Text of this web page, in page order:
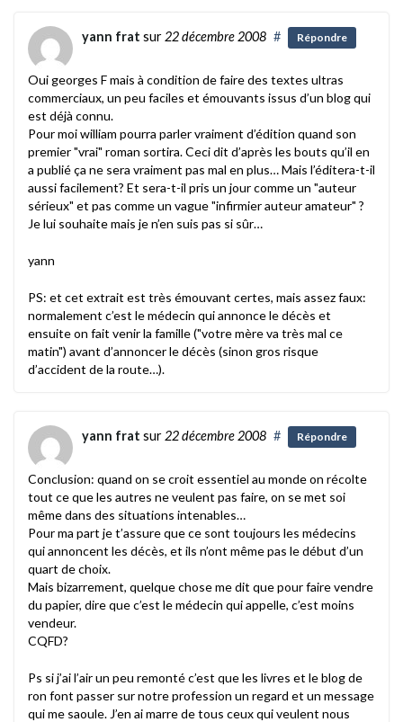
yann frat sur 22 décembre 2008 # Répondre
Oui georges F mais à condition de faire des textes ultras
commerciaux, un peu faciles et émouvants issus d’un blog qui
est déjà connu.
Pour moi william pourra parler vraiment d’édition quand son
premier "vrai" roman sortira. Ceci dit d’après les bouts qu’il en
a publié ça ne sera vraiment pas mal en plus… Mais l’éditera-t-il
aussi facilement? Et sera-t-il pris un jour comme un "auteur
sérieux" et pas comme un vague "infirmier auteur amateur" ?
Je lui souhaite mais je n’en suis pas si sûr…
yann
PS: et cet extrait est très émouvant certes, mais assez faux:
normalement c’est le médecin qui annonce le décès et
ensuite on fait venir la famille ("votre mère va très mal ce
matin") avant d’annoncer le décès (sinon gros risque
d’accident de la route…).
yann frat sur 22 décembre 2008 # Répondre
Conclusion: quand on se croit essentiel au monde on récolte
tout ce que les autres ne veulent pas faire, on se met soi
même dans des situations intenables…
Pour ma part je t’assure que ce sont toujours les médecins
qui annoncent les décès, et ils n’ont même pas le début d’un
quart de choix.
Mais bizarrement, quelque chose me dit que pour faire vendre
du papier, dire que c’est le médecin qui appelle, c’est moins
vendeur.
CQFD?
Ps si j’ai l’air un peu remonté c’est que les livres et le blog de
ron font passer sur notre profession un regard et un message
qui me saoule. J’en ai marre de tous ceux qui veulent nous